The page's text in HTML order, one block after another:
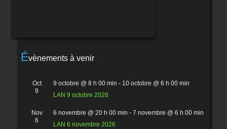
Évènements à venir
Oct
9
9 octobre @ 8 h 00 min - 10 octobre @ 6 h 00 min
LAN 9 octobre 2026
Nov
6
6 novembre @ 20 h 00 min - 7 novembre @ 6 h 00 min
LAN 6 novembre 2026